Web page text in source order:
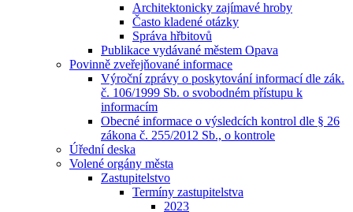
Architektonicky zajímavé hroby
Často kladené otázky
Správa hřbitovů
Publikace vydávané městem Opava
Povinně zveřejňované informace
Výroční zprávy o poskytování informací dle zák.
č. 106/1999 Sb. o svobodném přístupu k
informacím
Obecné informace o výsledcích kontrol dle § 26
zákona č. 255/2012 Sb., o kontrole
Úřední deska
Volené orgány města
Zastupitelstvo
Termíny zastupitelstva
2023